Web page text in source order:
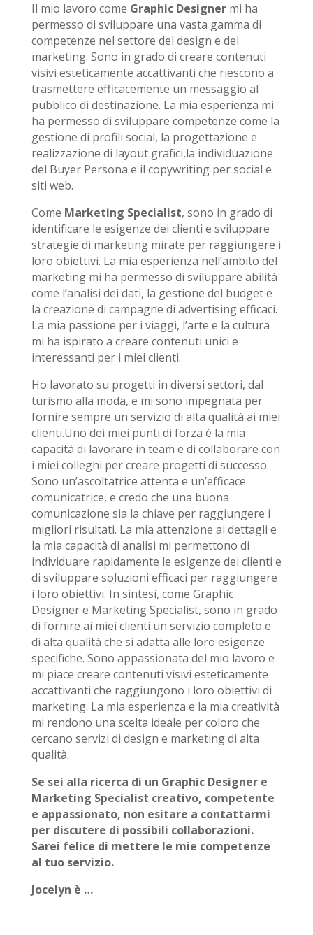
Il mio lavoro come Graphic Designermi ha
permesso di sviluppare una vasta gamma di
competenze nel settore del design e del
marketing. Sono in grado di creare contenuti
visivi esteticamente accattivanti che riescono a
trasmettere efficacemente un messaggio al
pubblico di destinazione. La mia esperienza mi
ha permesso di sviluppare competenze come la
gestione di profili social, la progettazione e
realizzazione di layout grafici,la individuazione
del Buyer Persona e il copywriting per social e
siti web.
Come Marketing Specialist, sono in grado di
identificare le esigenze dei clienti e sviluppare
strategie di marketing mirate per raggiungere i
loro obiettivi. La mia esperienza nell’ambito del
marketing mi ha permesso di sviluppare abilità
come l’analisi dei dati, la gestione del budget e
la creazione di campagne di advertising efficaci.
La mia passione per i viaggi, l’arte e la cultura
mi ha ispirato a creare contenuti unici e
interessanti per i miei clienti.
Ho lavorato su progetti in diversi settori, dal
turismo alla moda, e mi sono impegnata per
fornire sempre un servizio di alta qualità ai miei
clienti.Uno dei miei punti di forza è la mia
capacità di lavorare in team e di collaborare con
i miei colleghi per creare progetti di successo.
Sono un’ascoltatrice attenta e un’efficace
comunicatrice, e credo che una buona
comunicazione sia la chiave per raggiungere i
migliori risultati. La mia attenzione ai dettagli e
la mia capacità di analisi mi permettono di
individuare rapidamente le esigenze dei clienti e
di sviluppare soluzioni efficaci per raggiungere
i loro obiettivi. In sintesi, come Graphic
Designer e Marketing Specialist, sono in grado
di fornire ai miei clienti un servizio completo e
di alta qualità che si adatta alle loro esigenze
specifiche. Sono appassionata del mio lavoro e
mi piace creare contenuti visivi esteticamente
accattivanti che raggiungono i loro obiettivi di
marketing. La mia esperienza e la mia creatività
mi rendono una scelta ideale per coloro che
cercano servizi di design e marketing di alta
qualità.
Se sei alla ricerca di un Graphic Designer e
Marketing Specialist creativo, competente
e appassionato, non esitare a contattarmi
per discutere di possibili collaborazioni.
Sarei felice di mettere le mie competenze
al tuo servizio.
Jocelyn è …